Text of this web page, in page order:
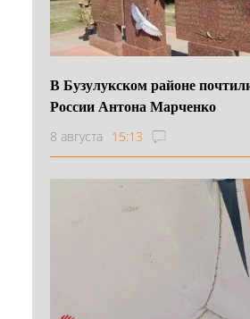
В Бузулукском районе
России Антона Марченко
8 августа 15:13